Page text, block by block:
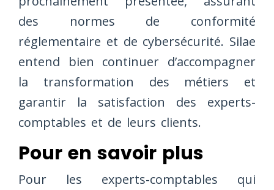
des normes de conformité
réglementaire et de cybersécurité. Silae
entend bien continuer d’accompagner
la transformation des métiers et
garantir la satisfaction des experts-
comptables et de leurs clients.
Pour en savoir plus
Pour les experts-comptables qui